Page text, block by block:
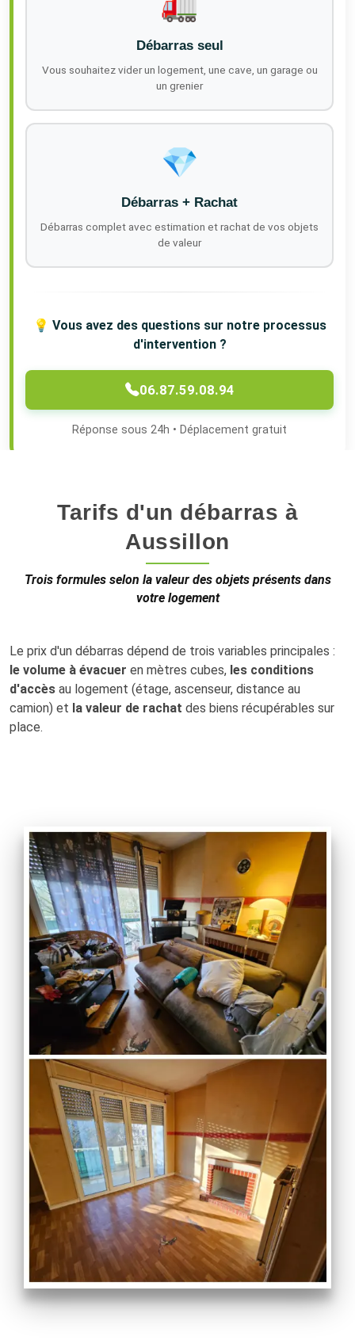
Débarras seul
Vous souhaitez vider un logement, une cave, un garage ou
un grenier
💎
Débarras + Rachat
Débarras complet avec estimation et rachat de vos objets
de valeur
💡 Vous avez des questions sur notre processus
d'intervention ?
06.87.59.08.94
Réponse sous 24h • Déplacement gratuit
Tarifs d'un débarras à
Aussillon
Trois formules selon la valeur des objets présents dans
votre logement
Le prix d'un débarras dépend de trois variables principales :
le volume à évacuer en mètres cubes, les conditions
d'accès au logement (étage, ascenseur, distance au
camion) et la valeur de rachat des biens récupérables sur
place.